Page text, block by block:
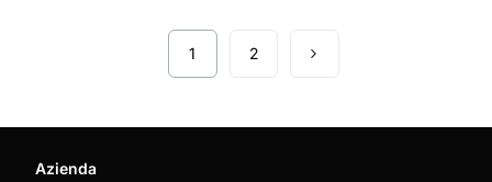
1 2
Azienda